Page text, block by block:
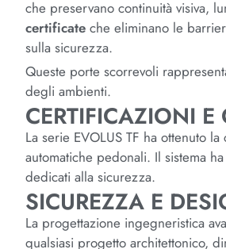
che preservano continuità visiva,
certificate che eliminano le
sulla sicurezza.
Queste porte scorrevoli
degli ambienti.
CERTIFICAZIONI
La serie EVOLUS TF ha ottenuto
automatiche pedonali. Il sistema
dedicati alla sicurezza.
SICUREZZA E
La progettazione ingegneristica
qualsiasi progetto architettonico,